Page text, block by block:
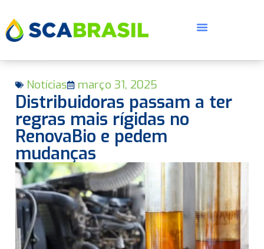
Notícias março 31, 2025
Distribuidoras passam a ter
regras mais rígidas no
RenovaBio e pedem
mudanças